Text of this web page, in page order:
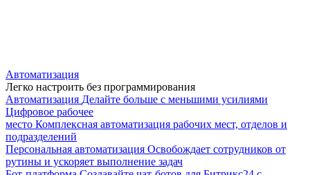
Автоматизация
Легко настроить без программирования
Автоматизация Делайте больше с меньшими усилиями
Цифровое рабочее
место Комплексная автоматизация рабочих мест, отделов и
подразделений
Персональная автоматизация Освобождает сотрудников от
рутины и ускоряет выполнение задач